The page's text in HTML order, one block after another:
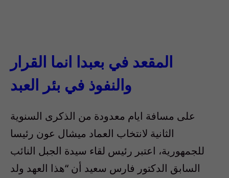
المقعد في بعبدا انما القرار
والنفوذ في بئر العبد
على مسافة ايام معدودة من الذكرى السنوية
الثانية لانتخاب العماد ميشال عون رئيسا
للجمهورية، اعتبر رئيس لقاء سيدة الجبل النائب
السابق الدكتور فارس سعيد أن “هذا العهد ولد